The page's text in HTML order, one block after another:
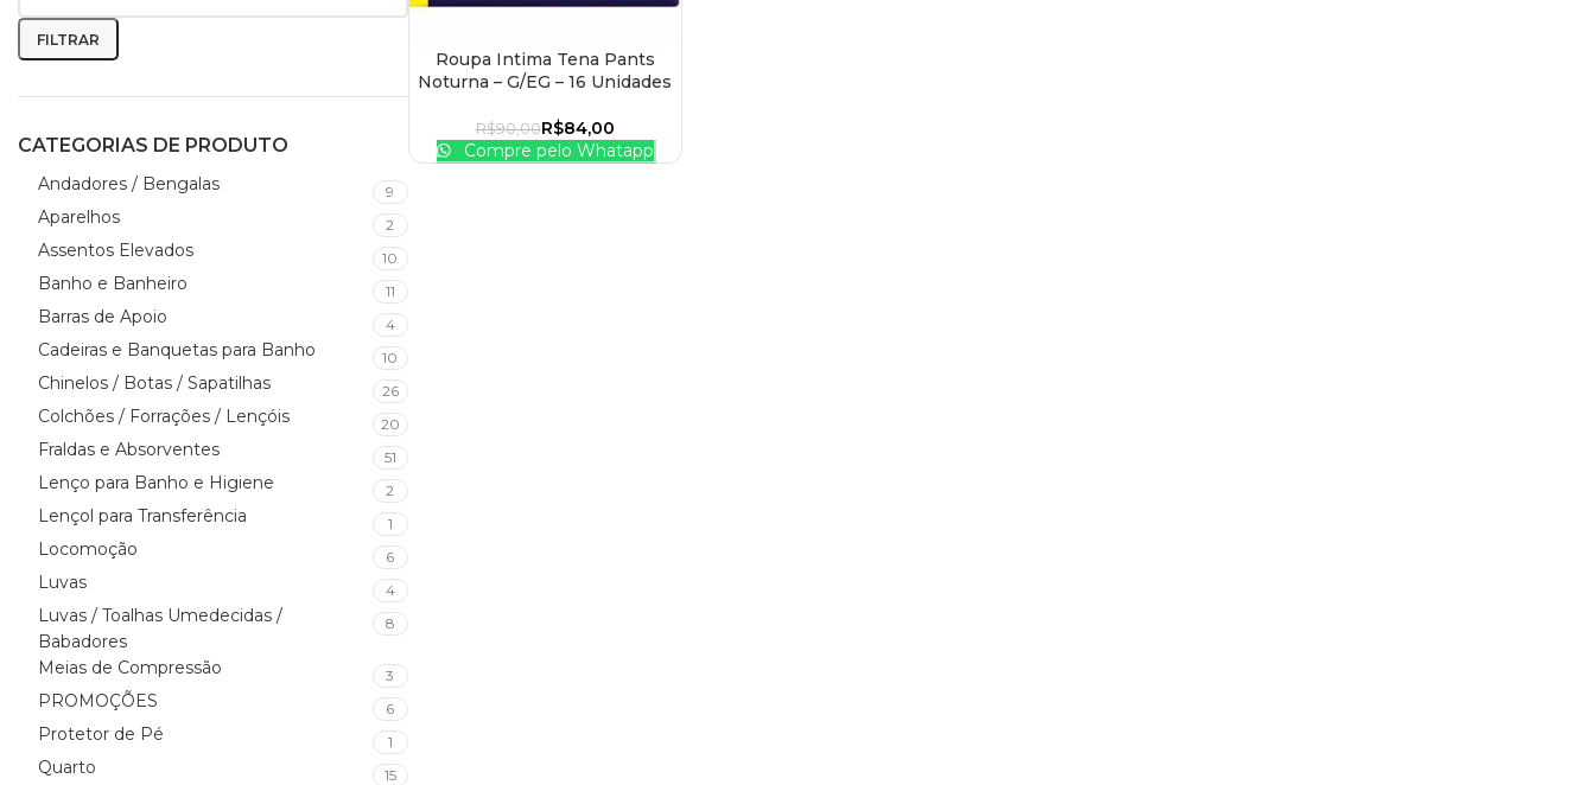
FILTRAR
CATEGORIAS DE PRODUTO
Andadores / Bengalas 9
Aparelhos 2
Assentos Elevados 10
Banho e Banheiro 11
Barras de Apoio 4
Cadeiras e Banquetas para Banho 10
Chinelos / Botas / Sapatilhas 26
Colchões / Forrações / Lençóis 20
Fraldas e Absorventes 51
Lenço para Banho e Higiene 2
Lençol para Transferência 1
Locomoção 6
Luvas 4
Luvas / Toalhas Umedecidas /
Babadores
8
Meias de Compressão 3
PROMOÇÕES 6
Protetor de Pé 1
Quarto 15
ADICIONAR AO CARRINHO
Roupa Intima Tena Pants
Noturna – G/EG – 16 Unidades
R$90,00R$84,00
Compre pelo Whatapp